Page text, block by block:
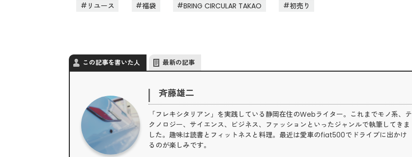
リユース 福袋 BRING CIRCULAR TAKAO 初売り
この記事を書いた人 最新の記事
斉藤雄二
「フレキシタリアン」を実践している静岡在住のWebライター。これまでモノ系、テ
クノロジー、サイエンス、ビジネス、ファッションといったジャンルで執筆してきま
した。趣味は読書とフィットネスと料理。最近は愛車のfiat500でドライブに出かけ
るのが楽しみです。